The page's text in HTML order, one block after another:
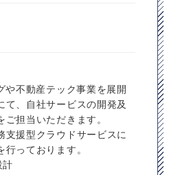
や不動産テック事業を展開
て、自社サービスの開発及
担当いただきます。
支援型クラウドサービスに
っております。